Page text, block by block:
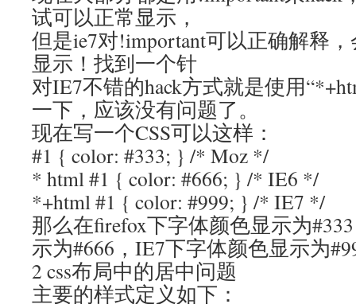
试可以正常显示，
但是ie7对!important可以正确解释
显示！找到一个针
对IE7不错的hack方式就是使用
一下，应该没有问题了。
现在写一个CSS可以这样：
#1 { color: #333; } /* Moz */
* html #1 { color: #666; } /* IE6 */
*+html #1 { color: #999; } /* IE7 */
那么在firefox下字体颜色显示为
示为#666，IE7下字体颜色显示为
2 css布局中的居中问题
主要的样式定义如下：